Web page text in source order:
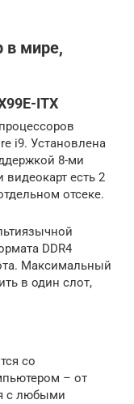
мире,
ITX
i9. Установлена
8-ми
видеокарт есть 2
отсеке.
DDR4
Максимальный
в один слот,
со
– от
с любыми